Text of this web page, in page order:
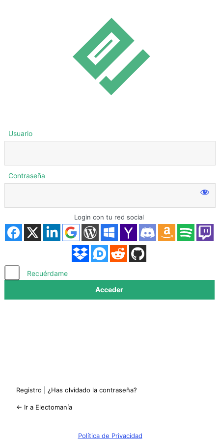
Acceder
Usuario
Contraseña
Login con tu red social
Recuérdame
Registro ¿Has olvidado la contraseña?
← Ir a Electomanía
Política de Privacidad